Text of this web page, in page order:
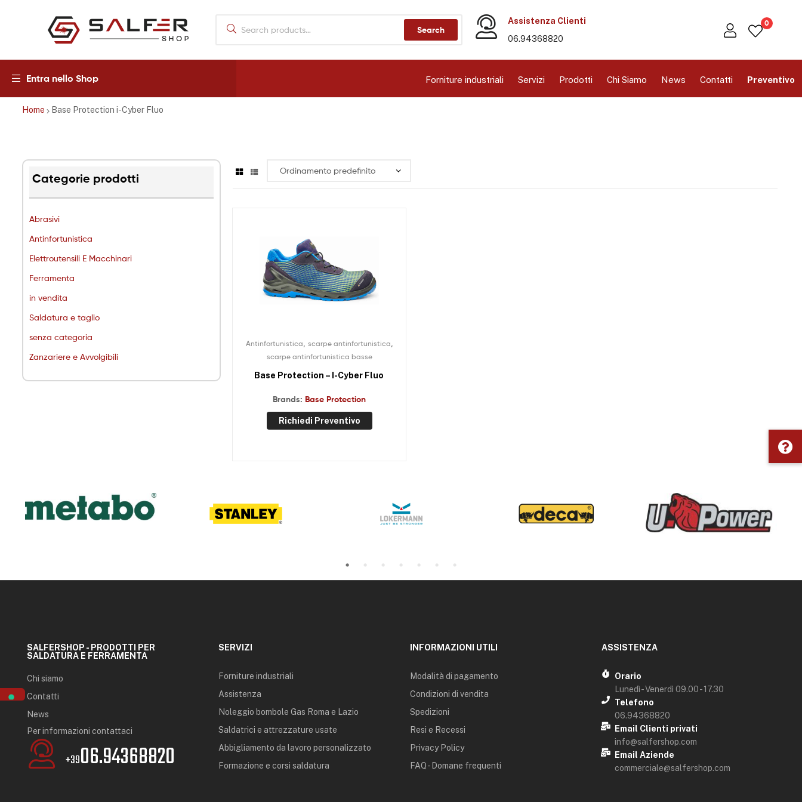
Salfershop
Search
Assistenza Clienti
06.94368820
0
Entra nello Shop Forniture industriali Servizi Prodotti Chi Siamo News Contatti Preventivo
Home Base Protection i-Cyber Fluo
Categorie prodotti
Abrasivi
Antinfortunistica
Elettroutensili E Macchinari
Ferramenta
in vendita
Saldatura e taglio
senza categoria
Zanzariere e Avvolgibili
Antinfortunistica scarpe antinfortunistica
scarpe antinfortunistica basse
Base Protection – I-Cyber Fluo
Brands: Base Protection
Richiedi Preventivo
SALFERSHOP - PRODOTTI PER
SALDATURA E FERRAMENTA
Chi siamo
Contatti
News
Per informazioni contattaci
+3906.94368820
SERVIZI
Forniture industriali
Assistenza
Noleggio bombole Gas Roma e Lazio
Saldatrici e attrezzature usate
Abbigliamento da lavoro personalizzato
Formazione e corsi saldatura
INFORMAZIONI UTILI
Modalità di pagamento
Condizioni di vendita
Spedizioni
Resi e Recessi
Privacy Policy
FAQ - Domane frequenti
ASSISTENZA
Orario
Lunedì - Venerdì 09.00 - 17.30
Telefono
06.94368820
Email Clienti privati
info@salfershop.com
Email Aziende
commerciale@salfershop.com